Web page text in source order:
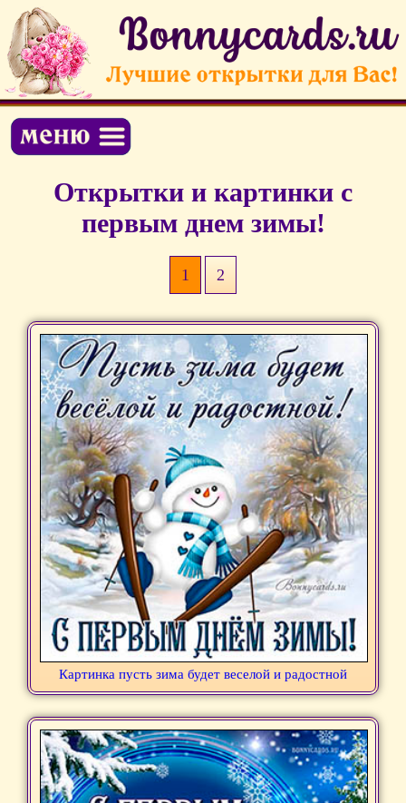
Открытки и картинки с
первым днем зимы!
1 2
Картинка пусть зима будет веселой и радостной